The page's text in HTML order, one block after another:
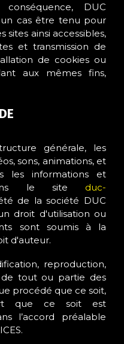
DUC
cas être tenu pour
ainsi accessibles,
et transmission de
de cookies ou
aux mêmes fins,
générale, les
sons, animations, et
les informations et
le site duc-
de la société DUC
droit d'utilisation ou
sont soumis à la
d'auteur.
reproduction,
de tout ou partie des
procédé que ce soit,
que ce soit est
l’accord préalable